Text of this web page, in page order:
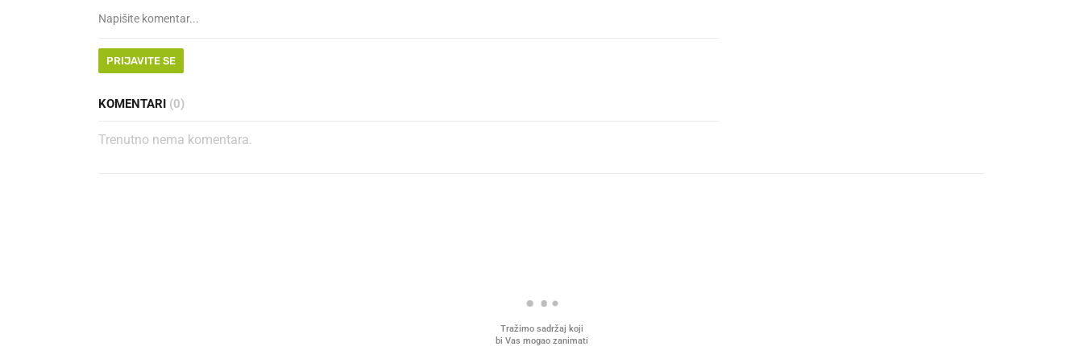
PRIJAVITE SE
KOMENTARI (0)
Trenutno nema komentara.
Tražimo sadržaj koji
bi Vas mogao zanimati